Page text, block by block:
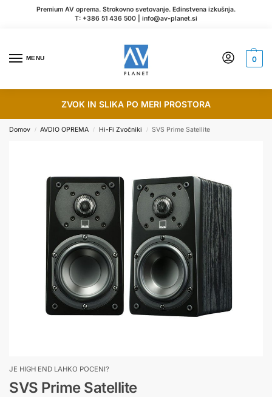
Premium AV oprema. Strokovno svetovanje. Edinstvena izkušnja.
T: +386 51 436 500 info@av-planet.si
MENU 0
ZVOK IN SLIKA PO MERI PROSTORA
Domov / AVDIO OPREMA / Hi-Fi Zvočniki / SVS Prime Satellite
JE HIGH END LAHKO POCENI?
SVS Prime Satellite